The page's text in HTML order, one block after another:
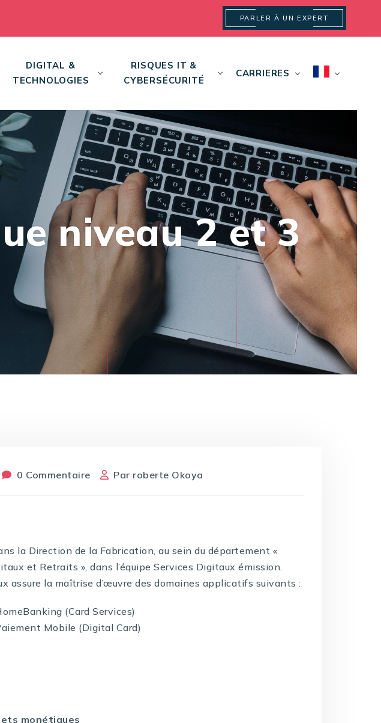
PARLER À UN EXPERT
DIGITAL &
TECHNOLOGIES
RISQUES IT &
CYBERSÉCURITÉ
CARRIERES
niveau 2 et 3
0 Commentaire Par roberte Okoya
la Direction de la Fabrication, au sein du département «
et Retraits », dans l’équipe Services Digitaux émission.
assure la maîtrise d’œuvre des domaines applicatifs suivants :
(Card Services)
Mobile (Digital Card)
monétiques